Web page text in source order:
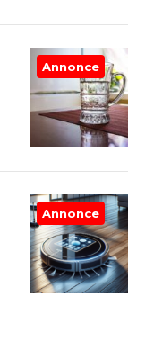
Annonce
Annonce